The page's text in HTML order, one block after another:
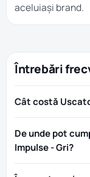
aceluiași brand.
Întrebări
Cât costă
De unde pot
Impulse - Gri?